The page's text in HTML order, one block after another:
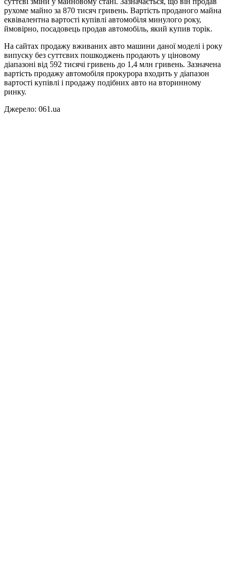
рухоме майно за 870 тисяч гривень. Вартість проданого майна
еквівалентна вартості купівлі автомобіля минулого року,
ймовірно, посадовець продав автомобіль, який купив торік.
На сайтах продажу вживаних авто машини даної моделі і року
випуску без суттєвих пошкоджень продають у ціновому
діапазоні від 592 тисячі гривень до 1,4 млн гривень. Зазначена
вартість продажу автомобіля прокурора входить у діапазон
вартості купівлі і продажу подібних авто на вторинному
ринку.
Джерело: 061.ua